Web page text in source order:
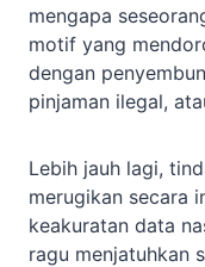
mengapa
motif yang
dengan
pinjaman ilegal,
Lebih jauh lagi,
merugikan secara
keakuratan data
ragu menjatuhkan